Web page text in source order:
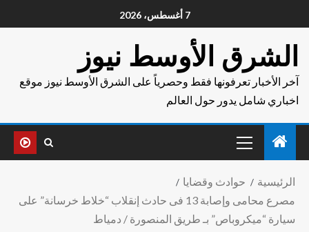
7 أغسطس، 2026
الشرق الأوسط نيوز
آخر الأخبار تعرفونها فقط وحصرياً على الشرق الأوسط نيوز موقع
اخباري شامل يدور حول العالم
الرئيسية
حوادث وقضايا
مصرع محامى وإصابة 13 فى حادث إنقلاب “خلاط خرسانة” على
سيارة “ميكروباص” بـ طريق المنصورة / دمياط